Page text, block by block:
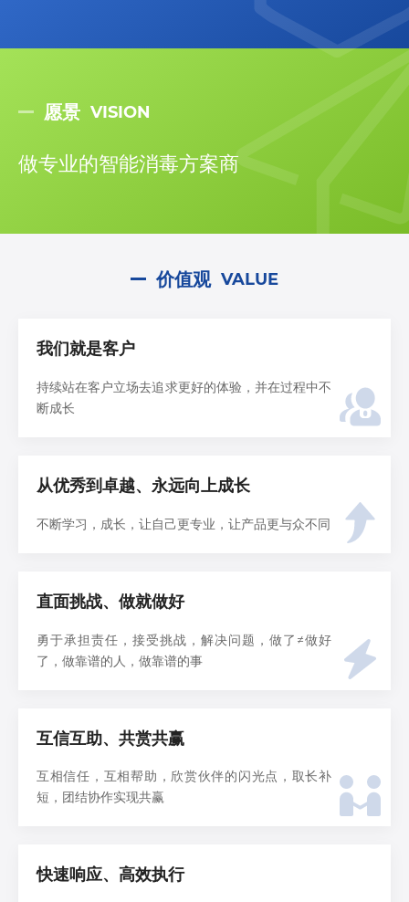
愿景 VISION
做专业的智能消毒方案商
价值观 VALUE
我们就是客户
持续站在客户立场去追求更好的体验，并在过程中不
断成长
从优秀到卓越、永远向上成长
不断学习，成长，让自己更专业，让产品更与众不同
直面挑战、做就做好
勇于承担责任，接受挑战，解决问题，做了≠做好
了，做靠谱的人，做靠谱的事
互信互助、共赏共赢
互相信任，互相帮助，欣赏伙伴的闪光点，取长补
短，团结协作实现共赢
快速响应、高效执行